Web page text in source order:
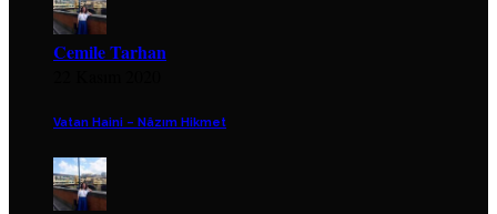
Cemile Tarhan
Vatan Haini – Nâzım Hikmet